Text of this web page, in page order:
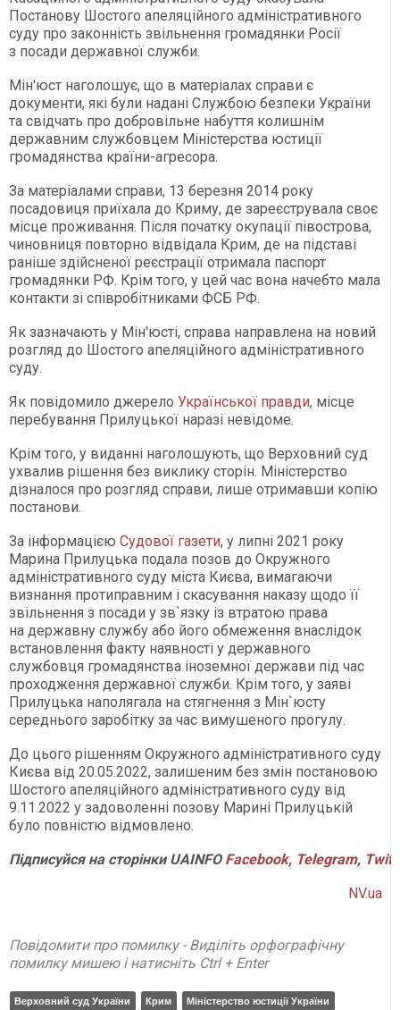
Постанову Шостого апеляційного адміністративного
суду про законність звільнення громадянки Росії
з посади державної служби.
Мін'юст наголошує, що в матеріалах справи є
документи, які були надані Службою безпеки України
та свідчать про добровільне набуття колишнім
державним службовцем Міністерства юстиції
громадянства країни-агресора.
За матеріалами справи, 13 березня 2014 року
посадовиця приїхала до Криму, де зареєструвала своє
місце проживання. Після початку окупації півострова,
чиновниця повторно відвідала Крим, де на підставі
раніше здійсненої реєстрації отримала паспорт
громадянки РФ. Крім того, у цей час вона начебто мала
контакти зі співробітниками ФСБ РФ.
Як зазначають у Мін'юсті, справа направлена на новий
розгляд до Шостого апеляційного адміністративного
суду.
Як повідомило джерело Української правди, місце
перебування Прилуцької наразі невідоме.
Крім того, у виданні наголошують, що Верховний суд
ухвалив рішення без виклику сторін. Міністерство
дізналося про розгляд справи, лише отримавши копію
постанови.
За інформацією Судової газети, у липні 2021 року
Марина Прилуцька подала позов до Окружного
адміністративного суду міста Києва, вимагаючи
визнання протиправним і скасування наказу щодо її
звільнення з посади у зв`язку із втратою права
на державну службу або його обмеження внаслідок
встановлення факту наявності у державного
службовця громадянства іноземної держави під час
проходження державної служби. Крім того, у заяві
Прилуцька наполягала на стягнення з Мін`юсту
середнього заробітку за час вимушеного прогулу.
До цього рішенням Окружного адміністративного суду
Києва від 20.05.2022, залишеним без змін постановою
Шостого апеляційного адміністративного суду від
9.11.2022 у задоволенні позову Марині Прилуцькій
було повністю відмовлено.
Підписуйся на сторінки UAINFO Facebook, Telegram,
NV.ua
Повідомити про помилку - Виділіть орфографічну
помилку мишею і натисніть Ctrl + Enter
Верховний суд України Крим Міністерство юстиції України